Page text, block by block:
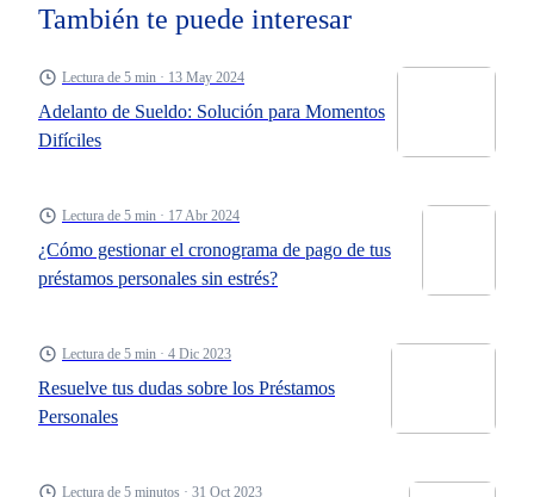
También te puede interesar
Adelanto de Sueldo: Solución para Momentos
Difíciles
Lectura de 5 min · 13 May 2024
¿Cómo gestionar el cronograma de pago de tus
préstamos personales sin estrés?
Lectura de 5 min · 17 Abr 2024
Resuelve tus dudas sobre los Préstamos
Personales
Lectura de 5 min · 4 Dic 2023
Lectura de 5 minutos · 31 Oct 2023